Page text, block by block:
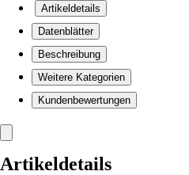
Artikeldetails
Datenblätter
Beschreibung
Weitere Kategorien
Kundenbewertungen
Artikeldetails